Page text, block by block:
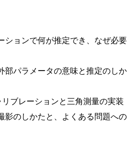
ションで何が推定でき、なぜ必要
部パラメータの意味と推定のしか
ブレーションと三角測量の実装
影のしかたと、よくある問題への